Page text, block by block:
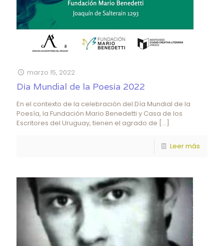
marzo 15, 2022
Día Mundial de la Poesía 2022
En el contexto de la celebración del Día Mundial de la
Poesía, la Fundación Mario Benedetti y Casa de los
Escritores del Uruguay, tienen el agrado de […]
Leer más